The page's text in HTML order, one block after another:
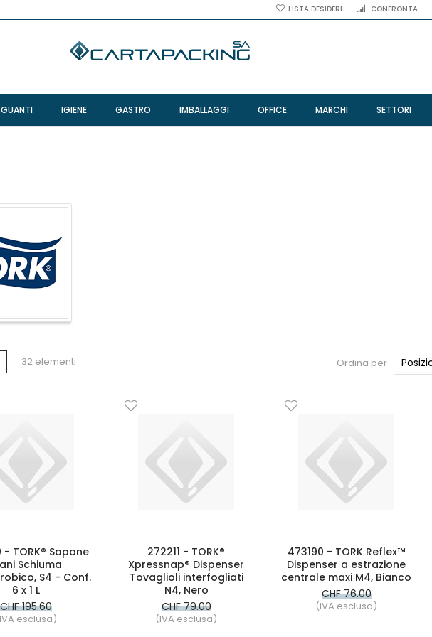
LISTA DESIDERI CONFRONTA
IGIENE GASTRO IMBALLAGGI OFFICE MARCHI SETTORI
32 elementi Ordina per
- TORK® Sapone
Schiuma
S4 - Conf.
6 x 1 L
CHF 195.60
esclusa)
272211 - TORK®
Xpressnap® Dispenser
Tovaglioli interfogliati
N4, Nero
CHF 79.00
(IVA esclusa)
473190 - TORK Reflex™
Dispenser a estrazione
centrale maxi M4, Bianco
CHF 76.00
(IVA esclusa)